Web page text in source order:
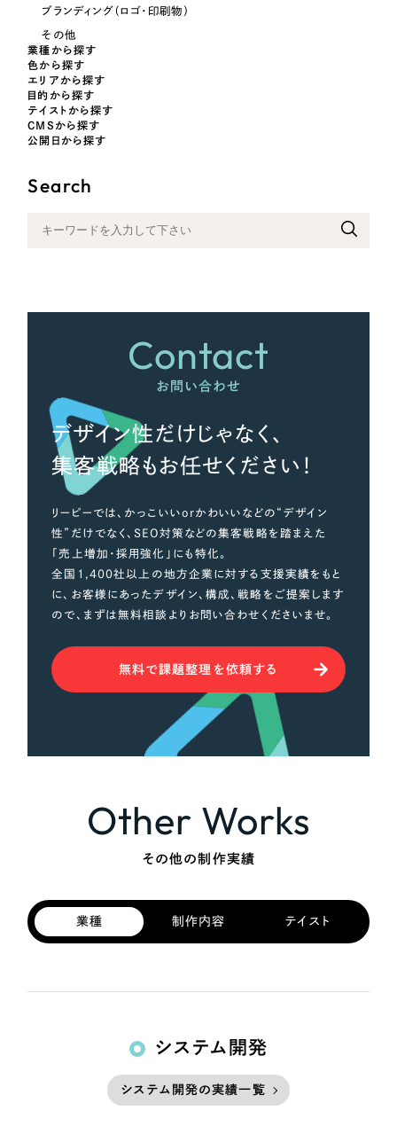
さらに条件を追加する
ブランディング（ロゴ・印刷物）
その他
業種から探す
色から探す
エリアから探す
目的から探す
テイストから探す
CMSから探す
公開日から探す
Search
Contact
お問い合わせ
デザイン性だけじゃなく、
集客戦略もお任せください！
リーピーでは、かっこいいorかわいいなどの“デザイン
性”だけでなく、SEO対策などの集客戦略を踏まえた
「売上増加・採用強化」にも特化。
全国1,400社以上の地方企業に対する支援実績をもと
に、お客様にあったデザイン、構成、戦略をご提案します
ので、まずは無料相談よりお問い合わせくださいませ。
無料で課題整理を依頼する
Other Works
その他の制作実績
業種 制作内容 テイスト
システム開発
システム開発の実績一覧